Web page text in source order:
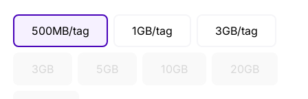
500MB/tag 1GB/tag 3GB/tag
3GB 5GB 10GB 20GB